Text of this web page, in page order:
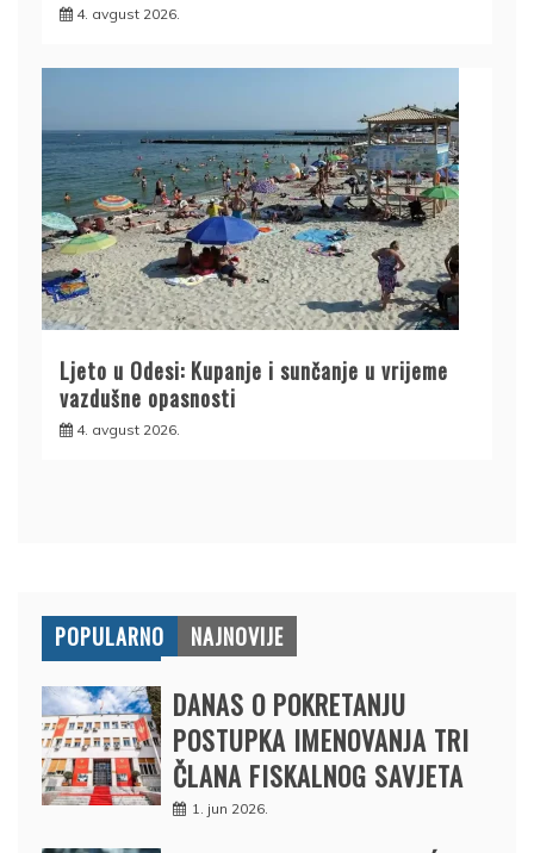
4. avgust 2026.
Ljeto u Odesi: Kupanje i sunčanje u vrijeme
vazdušne opasnosti
4. avgust 2026.
POPULARNO NAJNOVIJE
DANAS O POKRETANJU
POSTUPKA IMENOVANJA TRI
ČLANA FISKALNOG SAVJETA
1. jun 2026.